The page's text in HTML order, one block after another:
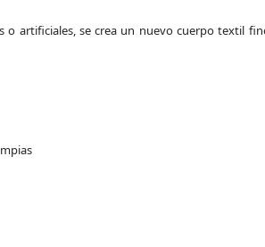
o artificiales, se crea un nuevo cuerpo textil